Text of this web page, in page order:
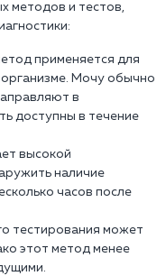
методов и тестов,
применяется для
Мочу обычно
в
доступны в течение
высокой
наличие
часов после
тестирования может
этот метод менее